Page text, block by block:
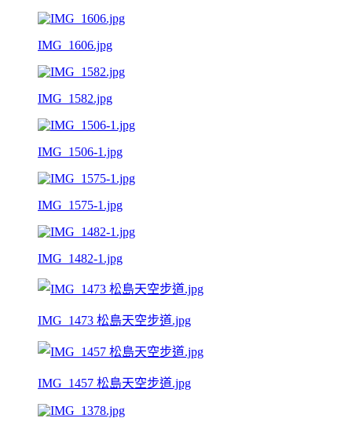
IMG_1606.jpg
IMG_1582.jpg
IMG_1506-1.jpg
IMG_1575-1.jpg
IMG_1482-1.jpg
IMG_1473 松島天空步道.jpg
IMG_1457 松島天空步道.jpg